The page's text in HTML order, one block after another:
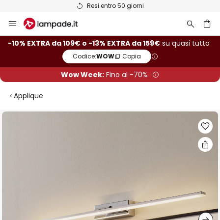
Resi entro 50 giorni
Salta
al
contenuto
-10% EXTRA da 109€ o -13% EXTRA da 159€ su quasi tutto
Codice:WOW Copia
Wow Week: Fino al -70%
Applique
Vai